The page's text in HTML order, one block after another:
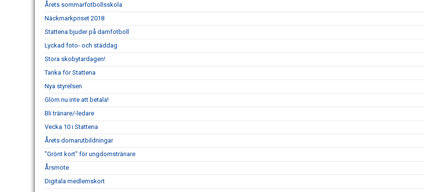
Årets sommarfotbollsskola
Näckmarkpriset 2018
Stattena bjuder på damfotboll
Lyckad foto- och städdag
Stora skobytardagen!
Tanka för Stattena
Nya styrelsen
Glöm nu inte att betala!
Bli tränare/-ledare
Vecka 10 i Stattena
Årets domarutbildningar
"Grönt kort" för ungdomstränare
Årsmöte
Digitala medlemskort